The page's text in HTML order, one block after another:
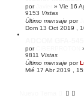
por » Vie 16
9153 Vistas
Último mensaje por
Dom 13 Oct 2019 ,
por
9811 Vistas
Último mensaje por
Mié 17 Abr 2019 ,